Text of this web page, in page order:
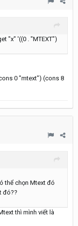
"x" '((0 . "MTEXT")
0 "mtext") (cons 8
thể chọn Mtext đó
đó??
thì mình viết là